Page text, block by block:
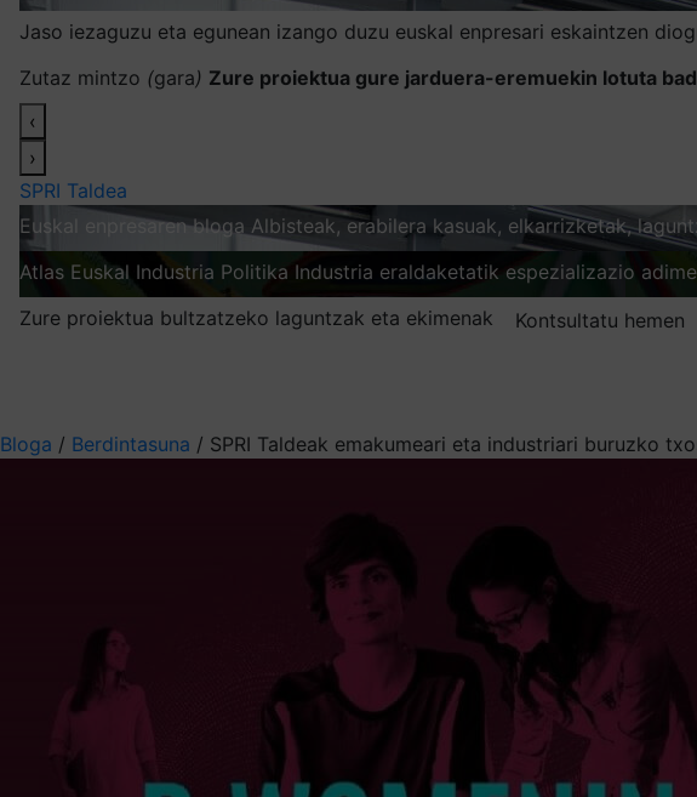
Jaso iezaguzu eta egunean izango duzu euskal enpresari eskaintzen
Zutaz mintzo (gara) Zure proiektua gure jarduera-eremuekin lotuta
‹
›
SPRI Taldea
Euskal enpresaren bloga Albisteak, erabilera kasuak, elkarrizketak,
Atlas Euskal Industria Politika Industria eraldaketatik espezializazio
Zure proiektua bultzatzeko laguntzak eta ekimenak
Kontsultatu hemen
Bloga / Berdintasuna / SPRI Taldeak emakumeari eta industriari buruzko